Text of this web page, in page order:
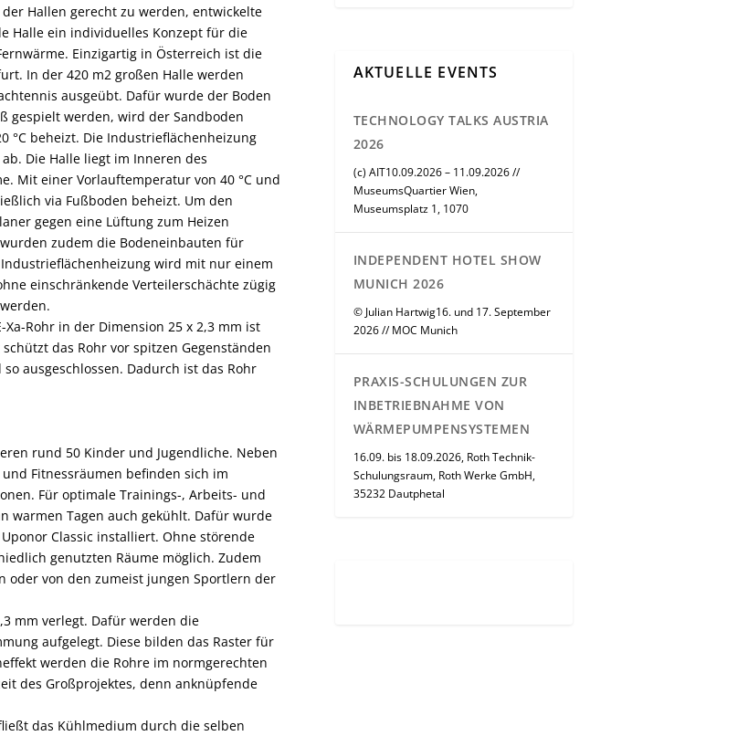
Hallen gerecht zu werden, entwickelte
Halle ein individuelles Konzept für die
Einzigartig in Österreich ist die
In der 420 m2 großen Halle werden
ausgeübt. Dafür wurde der Boden
gespielt werden, wird der Sandboden
°C beheizt. Die Industrieflächenheizung
Die Halle liegt im Inneren des
Mit einer Vorlauftemperatur von 40 °C und
via Fußboden beheizt. Um den
gegen eine Lüftung zum Heizen
zudem die Bodeneinbauten für
wird mit nur einem
einschränkende Verteilerschächte zügig
Rohr in der Dimension 25 x 2,3 mm ist
das Rohr vor spitzen Gegenständen
ausgeschlossen. Dadurch ist das Rohr
rund 50 Kinder und Jugendliche. Neben
Fitnessräumen befinden sich im
Für optimale Trainings-, Arbeits- und
warmen Tagen auch gekühlt. Dafür wurde
Classic installiert. Ohne störende
genutzten Räume möglich. Zudem
oder von den zumeist jungen Sportlern der
mm verlegt. Dafür werden die
aufgelegt. Diese bilden das Raster für
werden die Rohre im normgerechten
des Großprojektes, denn anknüpfende
das Kühlmedium durch die selben
AKTUELLE EVENTS
TECHNOLOGY TALKS AUSTRIA
2026
(c) AIT10.09.2026 – 11.09.2026 //
MuseumsQuartier Wien,
Museumsplatz 1, 1070
INDEPENDENT HOTEL SHOW
MUNICH 2026
© Julian Hartwig16. und 17. September
2026 // MOC Munich
PRAXIS-SCHULUNGEN ZUR
INBETRIEBNAHME VON
WÄRMEPUMPENSYSTEMEN
16.09. bis 18.09.2026, Roth Technik-
Schulungsraum, Roth Werke GmbH,
35232 Dautphetal